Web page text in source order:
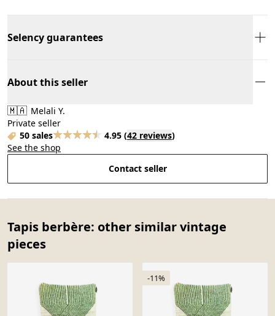
Selency guarantees
About this seller
🇲🇦 Melali Y.
Private seller
50 sales
4.95 (42 reviews)
See the shop
Contact seller
Tapis berbère: other similar vintage
pieces
-11%